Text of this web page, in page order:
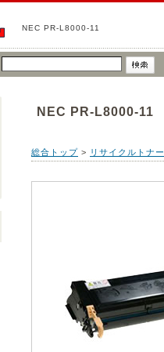
NEC PR-L8000-11
NEC PR-L8000-11
総合トップ > リサイクルトナ